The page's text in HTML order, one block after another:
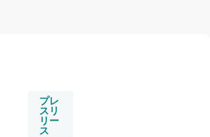
プレ
スリ
リー
ス